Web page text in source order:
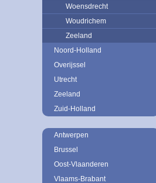
Woensdrecht
Woudrichem
Zeeland
Noord-Holland
Overijssel
Utrecht
Zeeland
Zuid-Holland
Antwerpen
Brussel
Oost-Vlaanderen
Vlaams-Brabant